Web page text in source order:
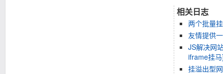
相关日志
两个批量
友情提供
JS解决网
iframe挂
挂溢出型